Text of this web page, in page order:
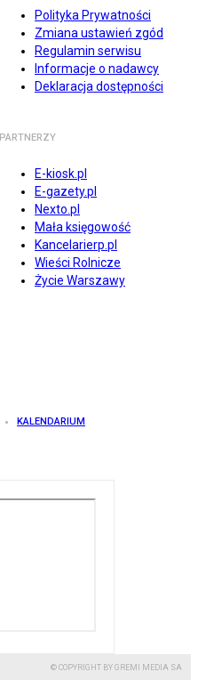
Polityka Prywatności
Zmiana ustawień zgód
Regulamin serwisu
Informacje o nadawcy
Deklaracja dostępności
PARTNERZY
E-kiosk.pl
E-gazety.pl
Nexto.pl
Mała księgowość
Kancelarierp.pl
Wieści Rolnicze
Życie Warszawy
KALENDARIUM
© COPYRIGHT BY GREMI MEDIA SA